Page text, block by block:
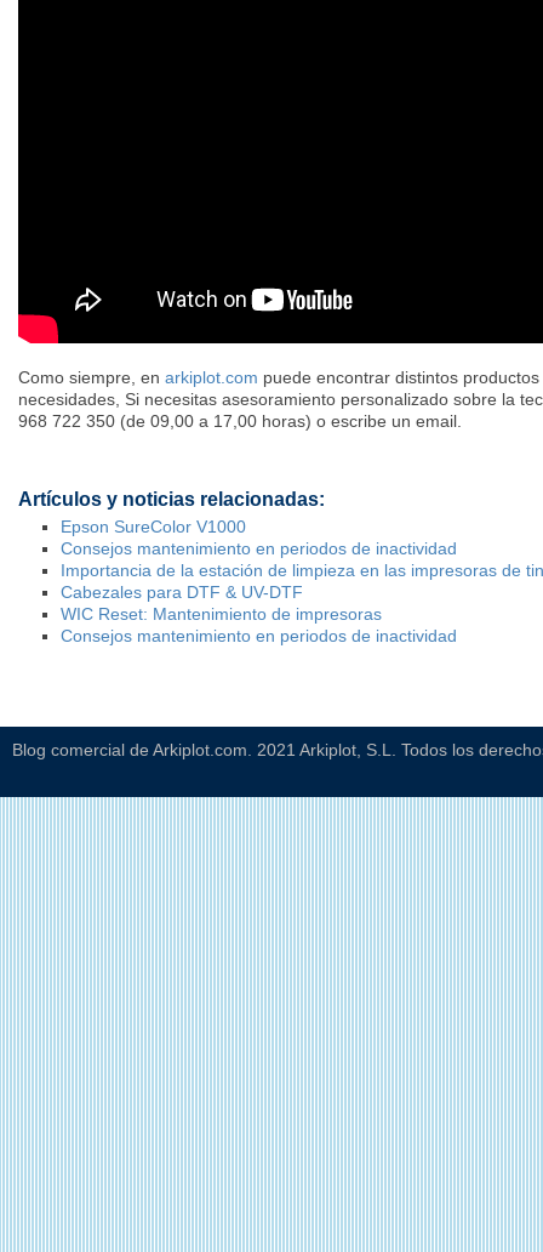
Como siempre, en arkiplot.com puede encontrar distintos
necesidades, Si necesitas asesoramiento personalizado sobre la
968 722 350 (de 09,00 a 17,00 horas) o escribe un email.
Artículos y noticias relacionadas:
Epson SureColor V1000
Consejos mantenimiento en periodos de inactividad
Importancia de la estación de limpieza en las impresoras de
Cabezales para DTF & UV-DTF
WIC Reset: Mantenimiento de impresoras
Consejos mantenimiento en periodos de inactividad
Blog comercial de Arkiplot.com. 2021 Arkiplot, S.L. Todos los